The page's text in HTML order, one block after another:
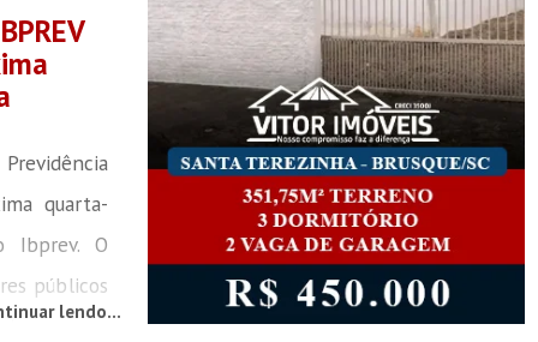
quarta-
Ibprev. O
públicos
em
lendo...